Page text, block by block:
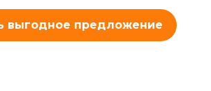
выгодное предложение